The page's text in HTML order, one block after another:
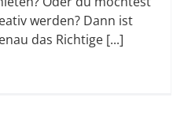
werden? Dann ist
das Richtige [...]